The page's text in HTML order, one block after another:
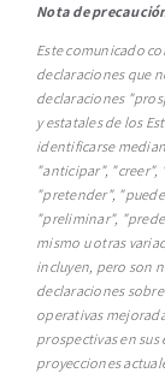
Nota de
Este comunicado
declaraciones que
declaraciones
y estatales de los
identificarse
"anticipar", "creer",
"pretender",
"preliminar",
mismo u otras
incluyen, pero son
declaraciones
operativas
prospectivas en
proyecciones